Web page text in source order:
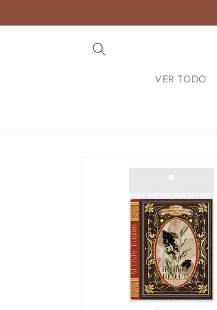
al contenido
VER TODO
del producto